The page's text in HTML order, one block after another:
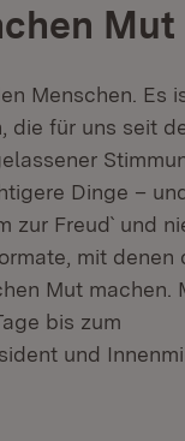
Mut
Menschen. Es
die für uns seit
Dinge –
zur Freud` und
mit denen
Mut machen.
bis zum
und